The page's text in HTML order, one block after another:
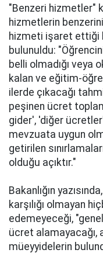
"Benzeri hizmetler"
hizmetlerin
hizmeti işaret ettiği
bulunuldu:
belli olmadığı veya
kalan ve eğitim-
ilerde çıkacağı
peşinen ücret
gider', 'diğer ücretler'
mevzuata uygun
getirilen
olduğu açıktır."
Bakanlığın
karşılığı olmayan
edemeyeceği,
ücret
müeyyidelerin